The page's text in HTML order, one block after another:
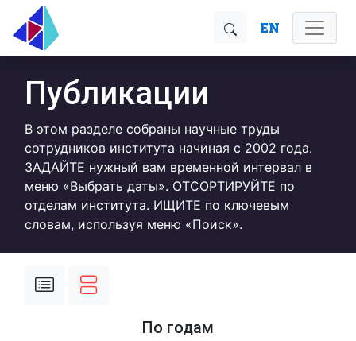
EN
Публикации
В этом разделе собраны научные труды
сотрудников института начиная с 2002 года.
ЗАДАЙТЕ нужный вам временной интервал в
меню «Выбрать даты». ОТСОРТИРУЙТЕ по
отделам института. ИЩИТЕ по ключевым
словам, используя меню «Поиск».
По годам